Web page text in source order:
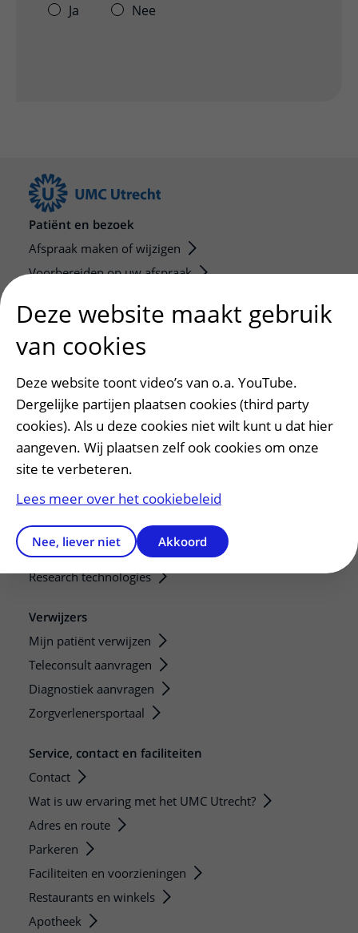
Ja
Nee
Patiënt en bezoek
Afspraak maken of wijzigen
Voorbereiden op uw afspraak
Opvragen kopie dossier
Bezoektijden
Onderwijs en onderzoek
Onze opleidingen
De Nieuwe Utrechtse School
Stage en opleidingsplaatsen
Strategic programs
Research groups
Researchers
Research technologies
Verwijzers
Mijn patiënt verwijzen
Teleconsult aanvragen
Diagnostiek aanvragen
Zorgverlenersportaal
Service, contact en faciliteiten
Contact
Wat is uw ervaring met het UMC Utrecht?
Adres en route
Parkeren
Faciliteiten en voorzieningen
Restaurants en winkels
Apotheek
Deze website maakt gebruik
van cookies
Deze website toont video’s van o.a. YouTube.
Dergelijke partijen plaatsen cookies (third party
cookies). Als u deze cookies niet wilt kunt u dat hier
aangeven. Wij plaatsen zelf ook cookies om onze
site te verbeteren.
Lees meer over het cookiebeleid
Nee, liever niet Akkoord